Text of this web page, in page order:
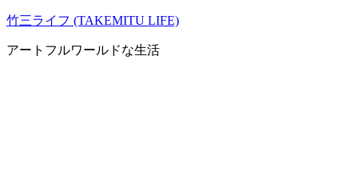
コ
テ
竹三ライフ (TAKEMITU LIFE)
アートフルワールドな生活